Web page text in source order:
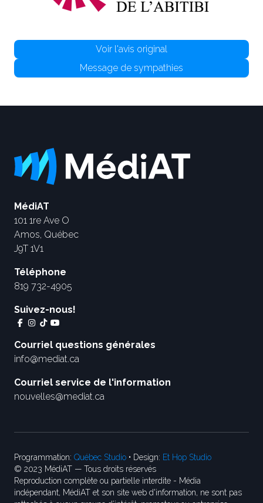
Voir l'avis original
Message de sympathies
MédiAT
101 1re Ave O
Amos, Québec
J9T 1V1
Téléphone
819 732-4905
Suivez-nous!
Courriel questions générales
info@mediat.ca
Courriel service de l'information
nouvelles@mediat.ca
Programmation: Québec Studio • Design: Et Hop Studio
© 2023 MédiAT — Tous droits réservés
Reproduction complète ou partielle interdite - Média
indépendant, MédiAT et son site web d'information, ne sont pas